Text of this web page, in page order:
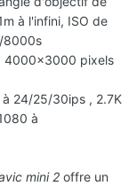
à l'infini, ISO de
8000s
4000×3000 pixels
24/25/30ips , 2.7K
à
mini 2 offre un